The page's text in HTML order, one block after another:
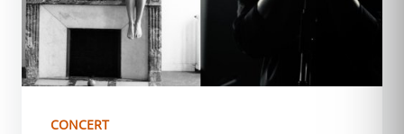
CONCERT